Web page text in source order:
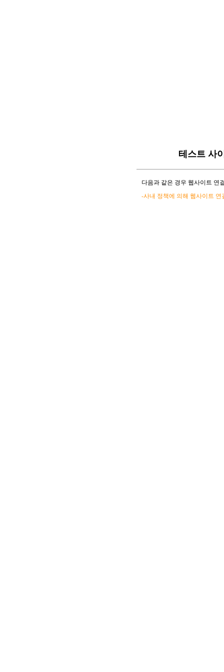
테스트 사
다음과 같은 경우 웹사이트 연
-사내 정책에 의해 웹사이트